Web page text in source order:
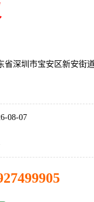
省深圳市宝安区新安街
08-07